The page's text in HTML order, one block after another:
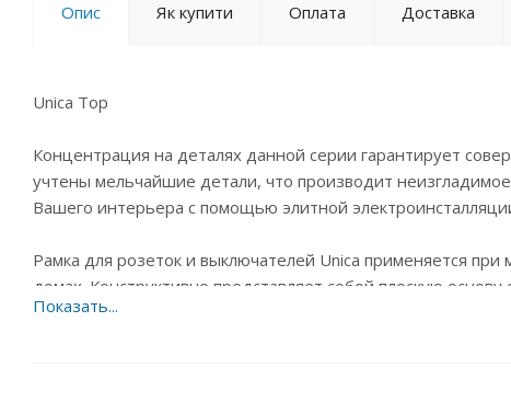
Опис Як купити Оплата Доставка
Unica Top
Концентрация на деталях данной серии гарантирует
учтены мельчайшие детали, что производит
Вашего интерьера с помощью элитной
Рамка для розеток и выключателей Unica применяется
домах. Конструктивно представляет собой плоскую
защитную и декоративную функцию, маскирует